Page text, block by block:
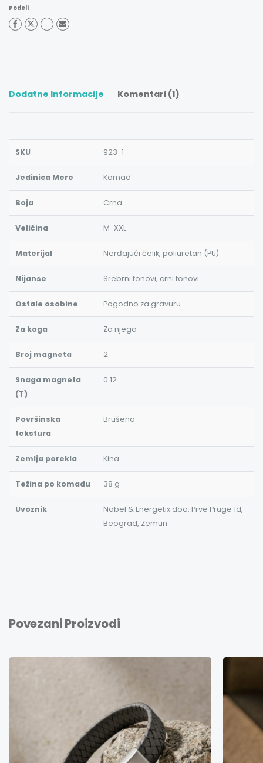
Podeli
Dodatne Informacije Komentari (1)
SKU 923-1
Jedinica Mere Komad
Boja Crna
Veličina M-XXL
Materijal Nerđajući čelik, poliuretan (PU)
Nijanse Srebrni tonovi, crni tonovi
Ostale osobine Pogodno za gravuru
Za koga Za njega
Broj magneta 2
Snaga magneta
(T)
0.12
Površinska
tekstura
Brušeno
Zemlja porekla Kina
Težina po komadu 38 g
Uvoznik
Nobel & Energetix doo, Prve Pruge 1d,
Beograd, Zemun
Povezani Proizvodi